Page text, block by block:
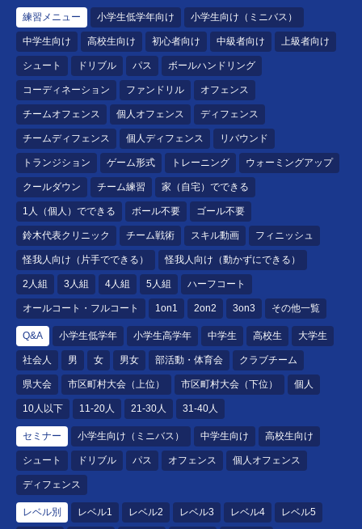
練習メニュー 小学生低学年向け 小学生向け（ミニバス）
中学生向け 高校生向け 初心者向け 中級者向け 上級者向け
シュート ドリブル パス ボールハンドリング
コーディネーション ファンドリル オフェンス
チームオフェンス 個人オフェンス ディフェンス
チームディフェンス 個人ディフェンス リバウンド
トランジション ゲーム形式 トレーニング ウォーミングアップ
クールダウン チーム練習 家（自宅）でできる
1人（個人）でできる ボール不要 ゴール不要
鈴木代表クリニック チーム戦術 スキル動画 フィニッシュ
怪我人向け（片手でできる） 怪我人向け（動かずにできる）
2人組 3人組 4人組 5人組 ハーフコート
オールコート・フルコート 1on1 2on2 3on3 その他一覧
Q&A 小学生低学年 小学生高学年 中学生 高校生 大学生
社会人 男 女 男女 部活動・体育会 クラブチーム
県大会 市区町村大会（上位） 市区町村大会（下位） 個人
10人以下 11-20人 21-30人 31-40人
セミナー 小学生向け（ミニバス） 中学生向け 高校生向け
シュート ドリブル パス オフェンス 個人オフェンス
ディフェンス
レベル別 レベル1 レベル2 レベル3 レベル4 レベル5